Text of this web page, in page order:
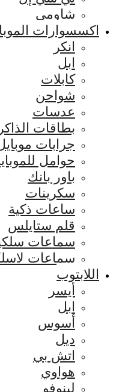
شاومي
اكسسوارات
انكر
ابل
كابلات
شواحن
عدسات
بطاقات
جرابات
حوامل
باور بانك
سكرينات
ساعات ذكية
قلم ستايلس
سماعات
سماعات
اللابتوب
أيسر
ابل
أسوس
ديل
اتش بي
هواوي
لينوفو